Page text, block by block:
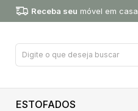
Receba seu móvel em casa
ESTOFADOS